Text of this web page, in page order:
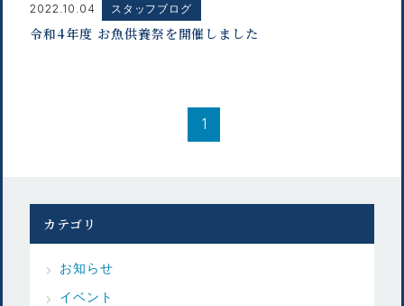
2022.10.04 スタッフブログ
令和4年度 お魚供養祭を開催しました
1
カテゴリ
お知らせ
イベント